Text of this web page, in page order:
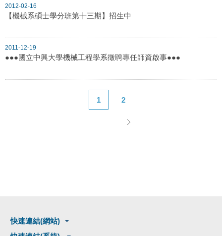
2012-02-16
【機械系碩士學分班第十三期】招生中
2011-12-19
●●●國立中興大學機械工程學系徵聘專任師資啟事●●●
1 2
快速連結(網站)